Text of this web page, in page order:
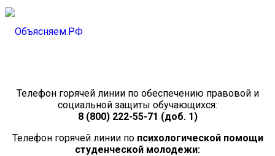
Телефон горячей линии по обеспечению правовой и
социальной защиты обучающихся:
8 (800) 222-55-71 (доб. 1)
Телефон горячей линии попсихологической помощи
студенческой молодежи: